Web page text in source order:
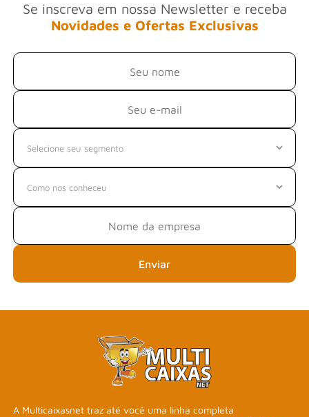
Se inscreva em nossa Newsletter e receba
Novidades e Ofertas Exclusivas
Enviar
A Multicaixasnet traz até você uma linha completa